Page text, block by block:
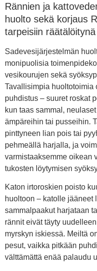
Rännien ja
huolto sekä korjaus
tarpeisiin räätälöitynä
Sadevesijärjestelmän
monipuolisia
vesikourujen sekä
Tavallisimpia huoltotoimia
puhdistus – suuret roskat
kun taas sammal,
ämpäreihin tai pusseihin.
pinttyneen lian pois tai
pehmeällä harjalla, ja
varmistaaksemme oikean
tukosten löytymisen
Katon irtoroskien poisto
huoltoon – katolle jääneet
sammalpaakut harjataan
rännit eivät täyty
myrskyn iskiessä. Meiltä
pesut, vaikka pitkään
välttämättä enää palaudu